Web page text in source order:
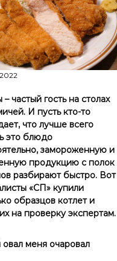
р
а
в
д
а
К
о
с
т
р
о
и
К
о
с
т
р
о
м
с
о
й
л
– частый гость на столах
И пусть кто-то
что лучше всего
это блюдо
замороженную и
продукцию с полок
разбирают быстро. Вот
«СП» купили
образцов котлет и
на проверку экспертам.
меня очаровал